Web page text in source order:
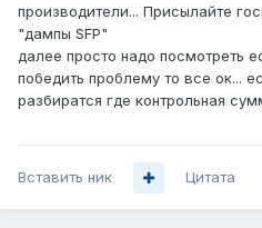
производители... Присылайте
"дампы SFP"
далее просто надо посмотреть
победить проблему то все ок...
разбиратся где контрольная
Вставить ник Цитата